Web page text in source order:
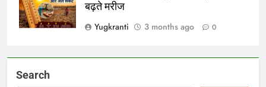
बढ़ते मरीज
Yugkranti
3 months ago 0
Search